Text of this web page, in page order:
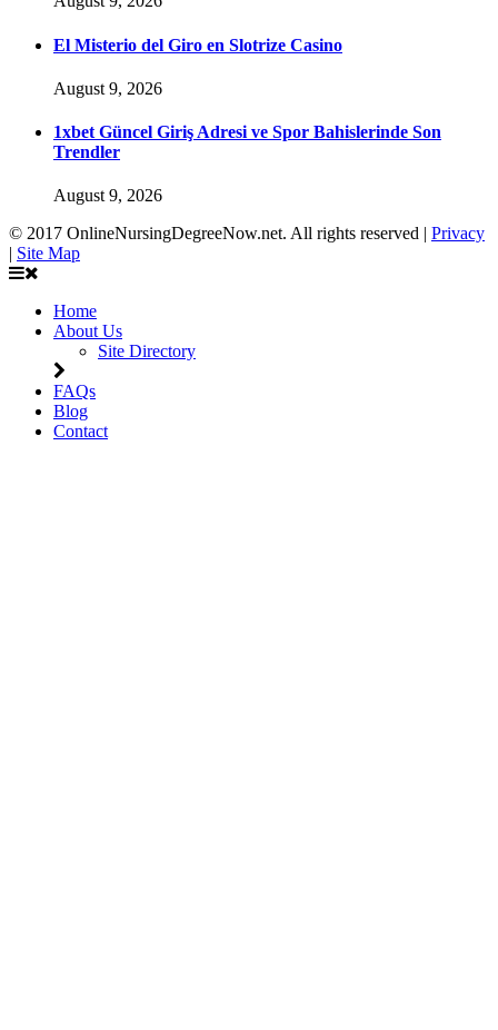
El Misterio del Giro en Slotrize Casino
August 9, 2026
1xbet Güncel Giriş Adresi ve Spor Bahislerinde Son
Trendler
August 9, 2026
© 2017 OnlineNursingDegreeNow.net. All rights reserved | Privacy
| Site Map
Home
About Us
Site Directory
FAQs
Blog
Contact